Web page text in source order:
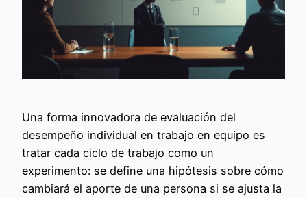
Una forma innovadora de evaluación del
desempeño individual en trabajo en equipo es
tratar cada ciclo de trabajo como un
experimento: se define una hipótesis sobre cómo
cambiará el aporte de una persona si se ajusta la